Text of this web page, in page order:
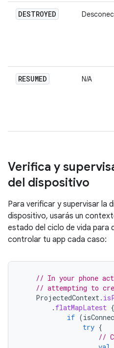
DESTROYED
RESUMED N/A
Verifica y
del dispositivo
Para verificar y supervisar la
dispositivo, usarás un
estado del ciclo de vida para
controlar tu app cada caso:
// In your phone
// attempting to
ProjectedContext.
. flatMapLatest {
if (
try {
//